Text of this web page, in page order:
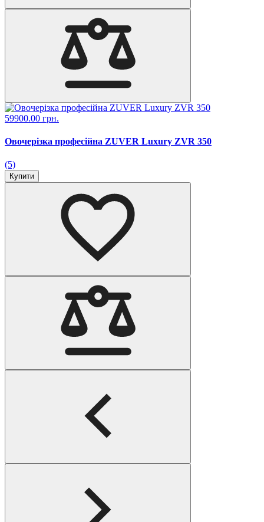
59900.00 грн.
Овочерізка професійна ZUVER Luxury ZVR 350
(5)
Купити